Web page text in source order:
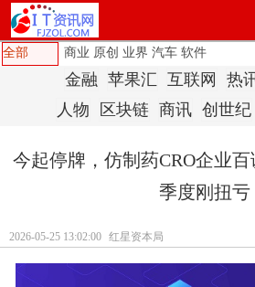
全部 商业 原创 业界 汽车 软件
金融 苹果汇 互联网 热
人物
区块链 商讯 创世纪
今起停牌，仿制药CRO企业
季度刚扭亏
2026-05-25 13:02:00 红星资本局